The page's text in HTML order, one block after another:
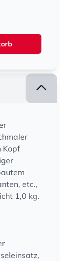
Kopf
etc.,
1,0 kg.